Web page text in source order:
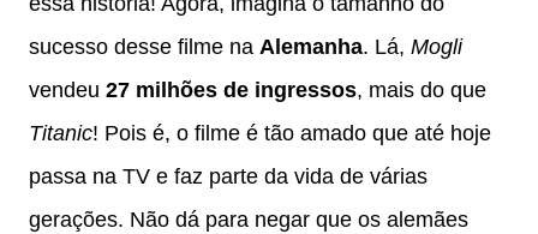
sucesso desse filme na Alemanha. Lá, Mogli
vendeu 27 milhões de ingressos, mais do que
Titanic! Pois é, o filme é tão amado que até hoje
passa na TV e faz parte da vida de várias
gerações. Não dá para negar que os alemães